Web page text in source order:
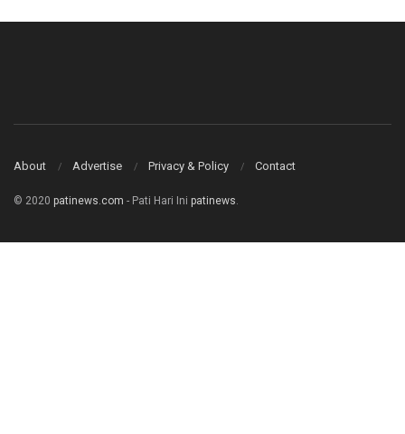
About Advertise Privacy & Policy Contact
© 2020 patinews.com - Pati Hari Ini patinews